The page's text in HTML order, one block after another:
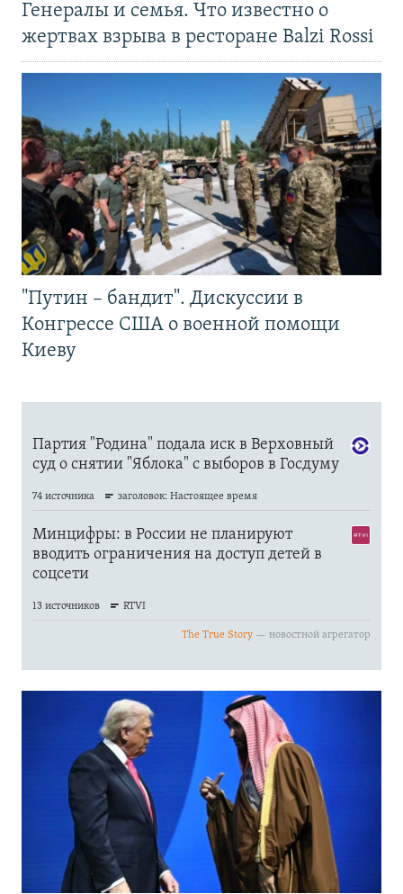
Генералы и семья. Что известно о
жертвах взрыва в ресторане Balzi Rossi
"Путин – бандит". Дискуссии в
Конгрессе США о военной помощи
Киеву